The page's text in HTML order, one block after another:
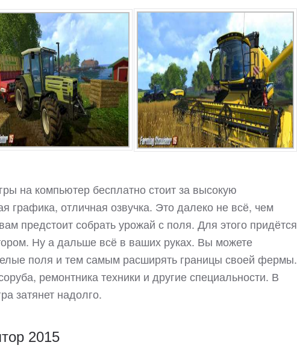
на компьютер бесплатно стоит за высокую
графика, отличная озвучка. Это далеко не всё, чем
предстоит собрать урожай с поля. Для этого придётся
Ну а дальше всё в ваших руках. Вы можете
поля и тем самым расширять границы своей фермы.
ремонтника техники и другие специальности. В
затянет надолго.
2015